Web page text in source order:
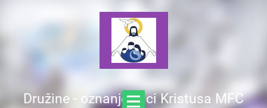
Družine - oznanjevalci Kristusa MFC